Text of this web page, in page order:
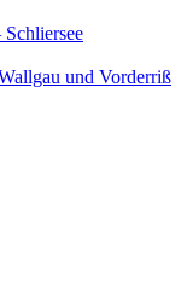
und Vorderriß